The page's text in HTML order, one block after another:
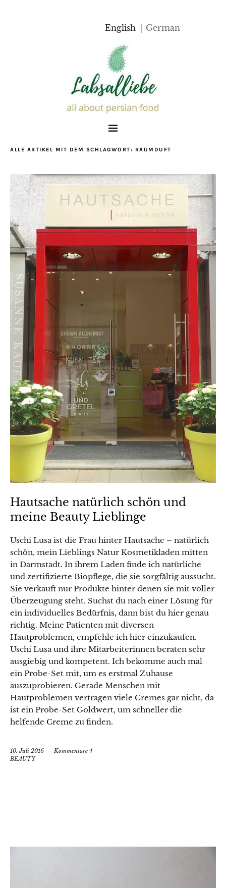
English German
ALLE ARTIKEL MIT DEM SCHLAGWORT: RAUMDUFT
Hautsache natürlich schön und
meine Beauty Lieblinge
Uschi Lusa ist die Frau hinter Hautsache – natürlich
schön, mein Lieblings Natur Kosmetikladen mitten
in Darmstadt. In ihrem Laden finde ich natürliche
und zertifizierte Biopflege, die sie sorgfältig aussucht.
Sie verkauft nur Produkte hinter denen sie mit voller
Überzeugung steht. Suchst du nach einer Lösung für
ein individuelles Bedürfnis, dann bist du hier genau
richtig. Meine Patienten mit diversen
Hautproblemen, empfehle ich hier einzukaufen.
Uschi Lusa und ihre Mitarbeiterinnen beraten sehr
ausgiebig und kompetent. Ich bekomme auch mal
ein Probe-Set mit, um es erstmal Zuhause
auszuprobieren. Gerade Menschen mit
Hautproblemen vertragen viele Cremes gar nicht, da
ist ein Probe-Set Goldwert, um schneller die
helfende Creme zu finden.
10. Juli 2016
Kommentare 4
BEAUTY